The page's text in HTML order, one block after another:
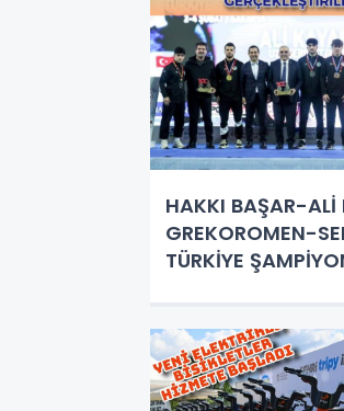
HAKKI BAŞAR-ALİ
GREKOROMEN-
TÜRKİYE